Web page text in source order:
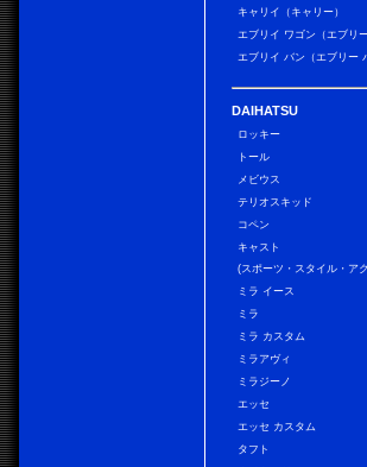
キャリイ（キャリー）
エブリイ ワゴン（エブリ
エブリイ バン（エブリー
DAIHATSU
ロッキー
トール
メビウス
テリオスキッド
コペン
キャスト
(スポーツ・スタイル・ア
ミラ イース
ミラ
ミラ カスタム
ミラアヴィ
ミラジーノ
エッセ
エッセ カスタム
タフト